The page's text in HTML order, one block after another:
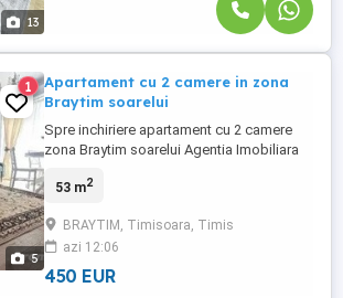
13
5
1
Apartament cu 2 camere in zona
Braytim soarelui
Spre inchiriere apartament cu 2 camere
zona Braytim soarelui Agentia Imobiliara
apartament cu 2 camere, complet mobilat
din: -living open space cu bucataria, -
dormitor, -baie -balcon Pentru alte detalii
nu ezitati sa ma ...
53 m2
BRAYTIM, Timisoara, Timis
azi 12:06
450 EUR